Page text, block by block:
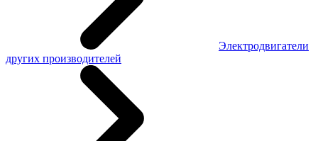
Электродвигатели
других производителей